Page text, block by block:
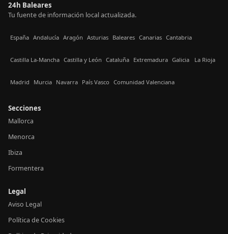
24h Baleares
Tu fuente de información local actualizada.
España Andalucía Aragón Asturias Baleares Canarias Cantabria
Castilla La-Mancha Castilla y León Cataluña Extremadura Galicia La Rioja
Madrid Murcia Navarra País Vasco Comunidad Valenciana
Secciones
Mallorca
Menorca
Ibiza
Formentera
Legal
Aviso Legal
Política de Cookies